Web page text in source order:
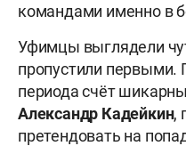
командами именно в
Уфимцы выглядели
пропустили первыми.
периода счёт
Александр Кадейкин,
претендовать на